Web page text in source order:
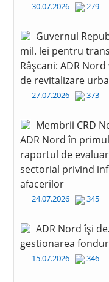
30.07.2026 279
Guvernul
mil. lei pentru
Râșcani: ADR
de revitalizare
27.07.2026 373
Membrii CRD
ADR Nord în
raportul de
sectorial privind
afacerilor
24.07.2026 345
ADR Nord își
gestionarea
15.07.2026 346